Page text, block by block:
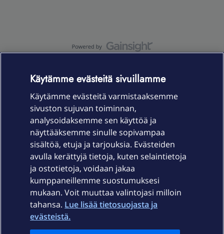
Laitteet & liittymät
Palvelut
Ajankohtaista
Käytämme evästeitä sivuillamme
Käytämme evästeitä varmistaaksemme
sivuston sujuvan toiminnan,
analysoidaksemme sen käyttöä ja
näyttääksemme sinulle sopivampaa
sisältöä, etuja ja tarjouksia. Evästeiden
avulla kerättyjä tietoja, kuten selaintietoja
ja ostotietoja, voidaan jakaa
kumppaneillemme suostumuksesi
mukaan. Voit muuttaa valintojasi milloin
tahansa. Lue lisää tietosuojasta ja
evästeistä.